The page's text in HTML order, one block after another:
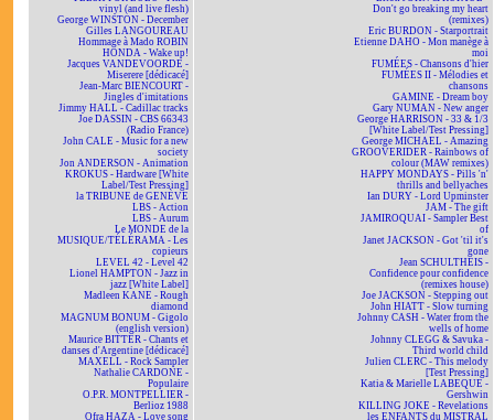
vinyl (and live flesh)
George WINSTON - December
Gilles LANGOUREAU
Hommage à Mado ROBIN
HONDA - Wake up!
Jacques VANDEVOORDE -
Miserere [dédicacé]
Jean-Marc BIENCOURT -
Jingles d'imitations
Jimmy HALL - Cadillac tracks
Joe DASSIN - CBS 66343
(Radio France)
John CALE - Music for a new
society
Jon ANDERSON - Animation
KROKUS - Hardware [White
Label/Test Pressing]
la TRIBUNE de GENÈVE
LBS - Action
LBS - Aurum
Le MONDE de la
MUSIQUE/TÉLÉRAMA - Les
copieurs
LEVEL 42 - Level 42
Lionel HAMPTON - Jazz in
jazz [White Label]
Madleen KANE - Rough
diamond
MAGNUM BONUM - Gigolo
(english version)
Maurice BITTER - Chants et
danses d'Argentine [dédicacé]
MAXELL - Rock Sampler
Nathalie CARDONE -
Populaire
O.P.R. MONTPELLIER -
Berlioz 1988
Ofra HAZA - Love song
Don't go breaking my heart
(remixes)
Eric BURDON - Starportrait
Etienne DAHO - Mon manège à
moi
FUMÉES - Chansons d'hier
FUMÉES II - Mélodies et
chansons
GAMINE - Dream boy
Gary NUMAN - New anger
George HARRISON - 33 & 1/3
[White Label/Test Pressing]
George MICHAEL - Amazing
GROOVERIDER - Rainbows of
colour (MAW remixes)
HAPPY MONDAYS - Pills 'n'
thrills and bellyaches
Ian DURY - Lord Upminster
JAM - The gift
JAMIROQUAI - Sampler Best
of
Janet JACKSON - Got 'til it's
gone
Jean SCHULTHEIS -
Confidence pour confidence
(remixes house)
Joe JACKSON - Stepping out
John HIATT - Slow turning
Johnny CASH - Water from the
wells of home
Johnny CLEGG & Savuka -
Third world child
Julien CLERC - This melody
[Test Pressing]
Katia & Marielle LABEQUE -
Gershwin
KILLING JOKE - Revelations
les ENFANTS du MISTRAL